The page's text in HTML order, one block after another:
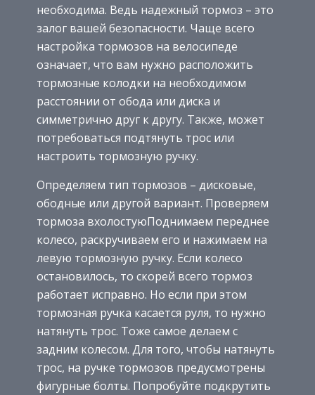
необходима. Ведь надежный тормоз – это
залог вашей безопасности. Чаще всего
настройка тормозов на велосипеде
означает, что вам нужно расположить
тормозные колодки на необходимом
расстоянии от обода или диска и
симметрично друг к другу. Также, может
потребоваться подтянуть трос или
настроить тормозную ручку.
Определяем тип тормозов – дисковые,
ободные или другой вариант. Проверяем
тормоза вхолостуюПоднимаем переднее
колесо, раскручиваем его и нажимаем на
левую тормозную ручку. Если колесо
остановилось, то скорей всего тормоз
работает исправно. Но если при этом
тормозная ручка касается руля, то нужно
натянуть трос. Тоже самое делаем с
задним колесом. Для того, чтобы натянуть
трос, на ручке тормозов предусмотрены
фигурные болты. Попробуйте подкрутить